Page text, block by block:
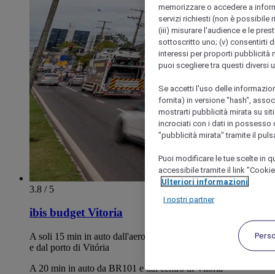
3.8 / 5
ibis budget Vitoria
A soli 15 min in auto dall'aeroporto di Eurico de Aguiar Salles
e dal porto di Vitória
A 20 min in auto da BR101 e dal centro di Vitória
memorizzare o accedere a
servizi richiesti (non è possibile
(iii) misurare l'audience e le
sottoscritto uno; (v) consentirti
interessi per proporti pubblicità
puoi scegliere tra questi diversi
Se accetti l'uso delle
fornita) in versione "hash",
mostrarti pubblicità mirata su
incrociati con i dati in possesso
"pubblicità mirata" tramite il
Puoi modificare le tue scelte in
accessibile tramite il link
Ulteriori informazioni
I nostri partner